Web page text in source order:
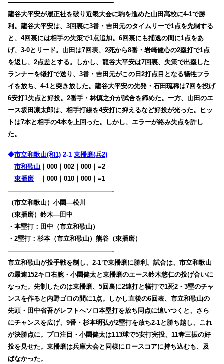
————————————————-
龍谷大平安が履正社を破り近畿大会に駒を進めた山田高校に4-1で勝
利。龍谷大平安は、3回裏に3番・吉田元のタイムリーで1点を先制する
と、4回裏には相手の失策で1点追加。6回裏にも捕逸の間に1点をあ
げ、3-0とリード。山田は7回表、2死から8番・岩崎健心の2塁打で1点
を返し、2点差とする。しかし、龍谷大平安は7回裏、失策で出塁した
ランナーを犠打で送り、3番・吉田元がこの日2打点目となる犠牲フラ
イを放ち、4-1と突き放した。龍谷大平安の先発・石田琉稀は7回を投げ
6安打1失点と好投。2番手・林慎之介が試合を締めた。一方、山田のエ
ース坂田凛太郎は、相手打線を4安打に抑えるなど好投が光った。ヒッ
トは7本と相手の4本を上回った。しかし、エラーが絡み失点を許し
た。
◆市立和歌山(和1) 2-1東播磨(兵2)
市和歌山 ｜000｜002｜000｜=2
東播磨
｜000｜010｜000｜=1
————————————————-
（市立和歌山）小園―松川
（東播磨）鈴木―田中
・本塁打：田中（市立和歌山）
・2塁打：杉本（市立和歌山）熊谷（東播磨）
————————————————-
市立和歌山が投手戦を制し、2-1で東播磨に勝利。試合は、市立和歌山
の最速152キロ右腕・小園健太と東播磨のエース鈴木悠仁の投げ合いに
なった。先制したのは東播磨、5回裏に2連打と犠打で1死2・3塁のチャ
ンスを作ると内野ゴロの間に1点。しかし直後の6回表、市立和歌山の
先頭・田中省吾がレフトへソロ本塁打を放ち同点に追いつくと、さら
にチャンスを広げ、9番・杉本明弘が2塁打を放ち2-1と勝ち越し、これ
が決勝点に。プロ注目・小園健太は113球で5安打完投、11奪三振の好
投を見せた。東播磨は兵庫大会と同様にロースコアに持ち込むも、及
ばなかった。